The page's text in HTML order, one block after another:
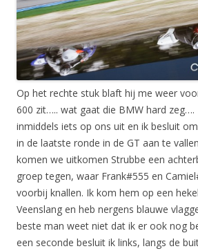
Op het rechte stuk blaft hij me weer
600 zit….. wat gaat die BMW hard zeg….
inmiddels iets op ons uit en ik besluit
in de laatste ronde in de GT aan te
komen we uitkomen Strubbe een
groep tegen, waar Frank#555 en
voorbij knallen. Ik kom hem op een
Veenslang en heb nergens blauwe
beste man weet niet dat ik er ook nog
een seconde besluit ik links, langs de